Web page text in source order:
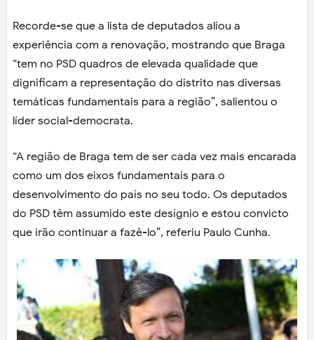
Recorde-se que a lista de deputados aliou a
experiência com a renovação, mostrando que Braga
“tem no PSD quadros de elevada qualidade que
dignificam a representação do distrito nas diversas
temáticas fundamentais para a região”, salientou o
líder social-democrata.
“A região de Braga tem de ser cada vez mais encarada
como um dos eixos fundamentais para o
desenvolvimento do país no seu todo. Os deputados
do PSD têm assumido este desígnio e estou convicto
que irão continuar a fazê-lo”, referiu Paulo Cunha.